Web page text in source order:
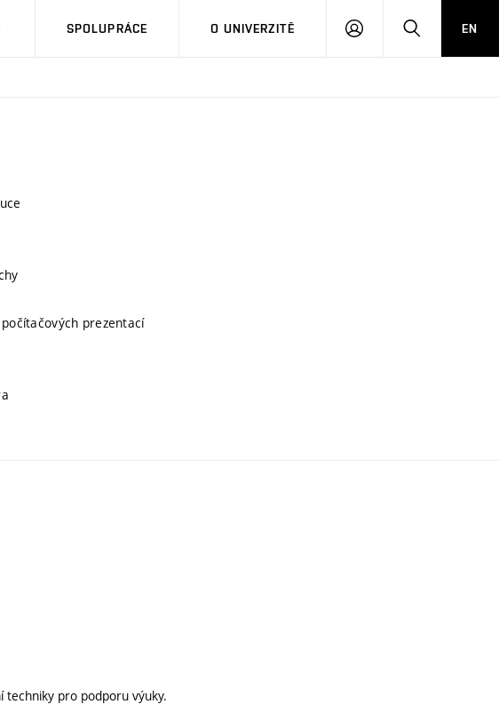
SPOLUPRÁCE O UNIVERZITĚ
PŘIHLÁSIT HLEDATEN
prezentací
techniky pro podporu výuky.